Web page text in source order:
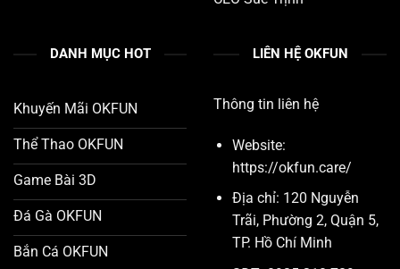
DANH MỤC HOT
Khuyến Mãi OKFUN
Thể Thao OKFUN
Game Bài 3D
Đá Gà OKFUN
Bắn Cá OKFUN
LIÊN HỆ OKFUN
Thông tin liên hệ
Website:
https://okfun.care/
Địa chỉ: 120 Nguyễn
Trãi, Phường 2, Quận 5,
TP. Hồ Chí Minh